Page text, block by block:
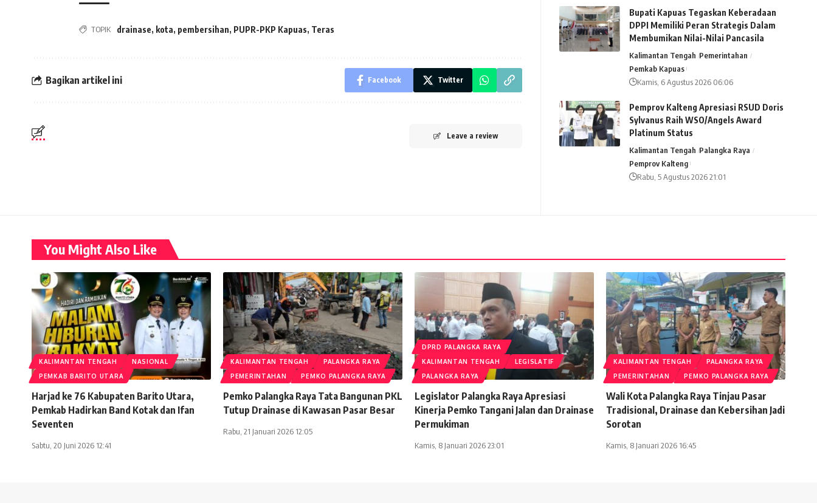
TOPIK drainase, kota, pembersihan, PUPR-PKP Kapuas, Teras
Bagikan artikel ini Facebook Twitter
Leave a review
Bupati Kapuas Tegaskan Keberadaan
DPPI Memiliki Peran Strategis Dalam
Membumikan Nilai-Nilai Pancasila
Kalimantan Tengah Pemerintahan
Pemkab Kapuas
Kamis, 6 Agustus 2026 06:06
Pemprov Kalteng Apresiasi RSUD Doris
Sylvanus Raih WSO/Angels Award
Platinum Status
Kalimantan Tengah Palangka Raya
Pemprov Kalteng
Rabu, 5 Agustus 2026 21:01
You Might Also Like
KALIMANTAN TENGAH
NASIONAL
PEMKAB BARITO UTARA
Harjad ke 76 Kabupaten Barito Utara,
Pemkab Hadirkan Band Kotak dan Ifan
Seventen
Sabtu, 20 Juni 2026 12:41
KALIMANTAN TENGAH
PALANGKA RAYA
PEMERINTAHAN
PEMKO PALANGKA RAYA
Pemko Palangka Raya Tata Bangunan PKL
Tutup Drainase di Kawasan Pasar Besar
Rabu, 21 Januari 2026 12:05
DPRD PALANGKA RAYA
KALIMANTAN TENGAH
LEGISLATIF
PALANGKA RAYA
Legislator Palangka Raya Apresiasi
Kinerja Pemko Tangani Jalan dan Drainase
Permukiman
Kamis, 8 Januari 2026 23:01
KALIMANTAN TENGAH
PALANGKA RAYA
PEMERINTAHAN
PEMKO PALANGKA RAYA
Wali Kota Palangka Raya Tinjau Pasar
Tradisional, Drainase dan Kebersihan Jadi
Sorotan
Kamis, 8 Januari 2026 16:45